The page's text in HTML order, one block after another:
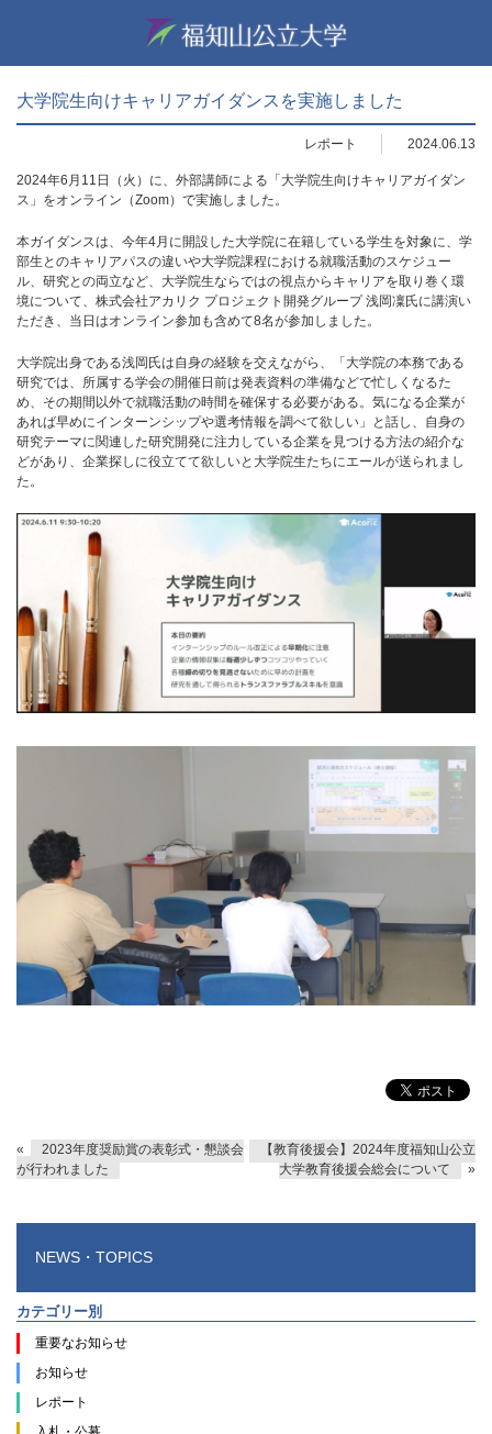
大学院生向けキャリアガイダンスを実施しました
レポート 2024.06.13
2024年6月11日（火）に、外部講師による「大学院生向けキャリアガイダン
ス」をオンライン（Zoom）で実施しました。
本ガイダンスは、今年4月に開設した大学院に在籍している学生を対象に、学
部生とのキャリアパスの違いや大学院課程における就職活動のスケジュー
ル、研究との両立など、大学院生ならではの視点からキャリアを取り巻く環
境について、株式会社アカリク プロジェクト開発グループ 浅岡凜氏に講演い
ただき、当日はオンライン参加も含めて8名が参加しました。
大学院出身である浅岡氏は自身の経験を交えながら、「大学院の本務である
研究では、所属する学会の開催日前は発表資料の準備などで忙しくなるた
め、その期間以外で就職活動の時間を確保する必要がある。気になる企業が
あれば早めにインターンシップや選考情報を調べて欲しい」と話し、自身の
研究テーマに関連した研究開発に注力している企業を見つける方法の紹介な
どがあり、企業探しに役立てて欲しいと大学院生たちにエールが送られまし
た。
«
2023年度奨励賞の表彰式・懇談会
が行われました
【教育後援会】2024年度福知山公立
大学教育後援会総会について
»
NEWS・TOPICS
カテゴリー別
重要なお知らせ
お知らせ
レポート